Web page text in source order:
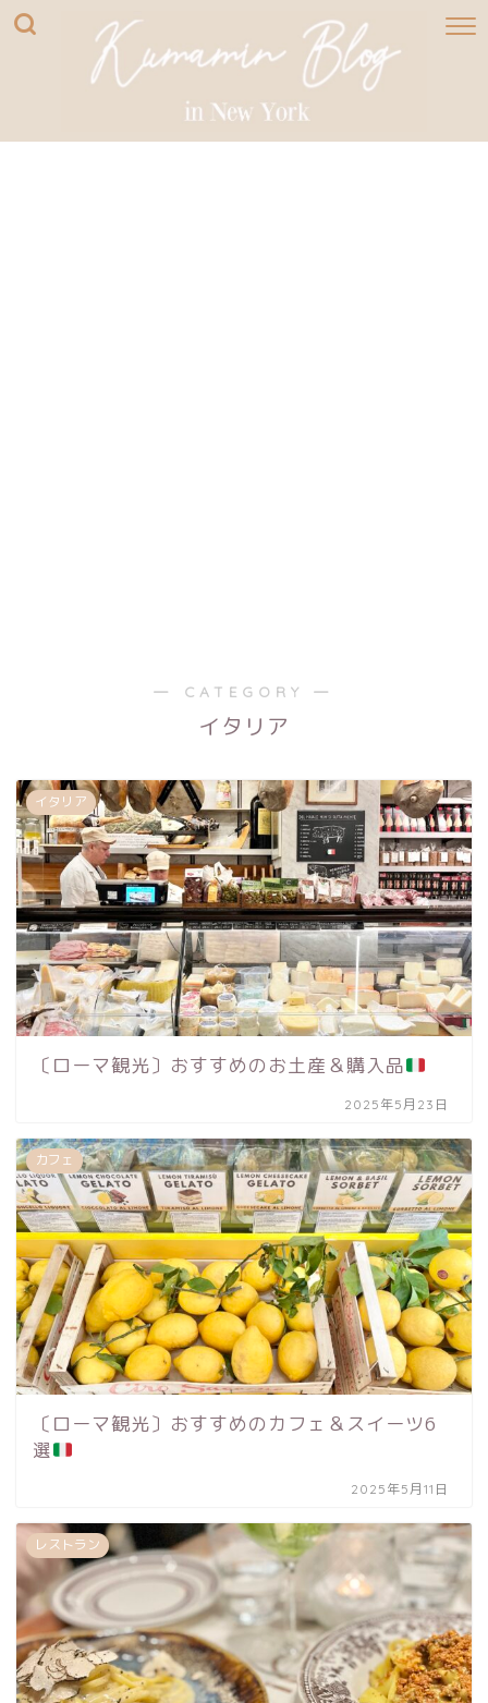
― CATEGORY ―
イタリア
イタリア
〔ローマ観光〕おすすめのお土産＆購入品
2025年5月23日
カフェ
〔ローマ観光〕おすすめのカフェ＆スイーツ6
選
2025年5月11日
レストラン